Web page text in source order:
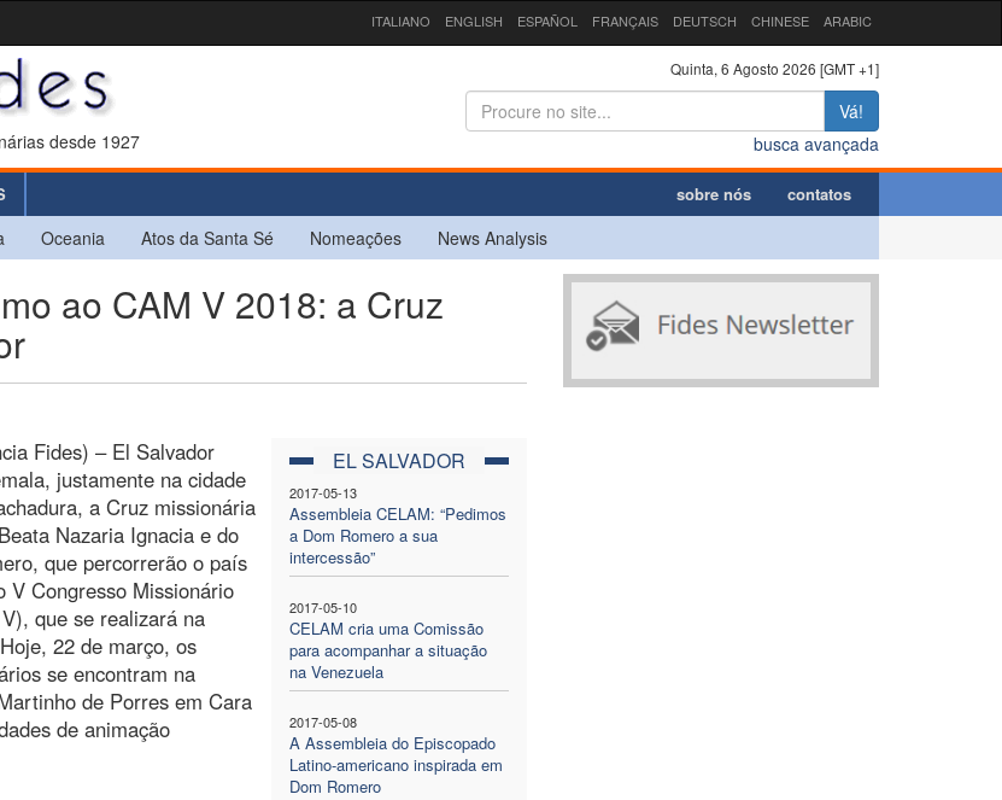
ITALIANO ENGLISH ESPAÑOL FRANÇAIS DEUTSCH CHINESE ARABIC
desde 1927
Quinta, 6 Agosto 2026 [GMT +1]
Vá!
busca avançada
sobre nós contatos
Oceania Atos da Santa Sé Nomeações News Analysis
ao CAM V 2018: a Cruz
EL SALVADOR
2017-05-13
Assembleia CELAM: “Pedimos
a Dom Romero a sua
intercessão”
2017-05-10
CELAM cria uma Comissão
para acompanhar a situação
na Venezuela
2017-05-08
A Assembleia do Episcopado
Latino-americano inspirada em
Dom Romero
Fides) – El Salvador
justamente na cidade
a Cruz missionária
Nazaria Ignacia e do
que percorrerão o país
V Congresso Missionário
que se realizará na
22 de março, os
se encontram na
de Porres em Cara
de animação